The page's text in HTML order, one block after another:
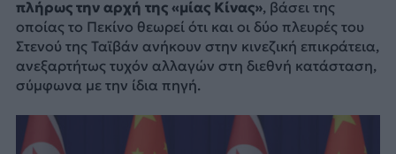
πλήρως την αρχή της «μίας Κίνας», βάσει της
οποίας το Πεκίνο θεωρεί ότι και οι δύο πλευρές του
Στενού της Ταϊβάν ανήκουν στην κινεζική επικράτεια,
ανεξαρτήτως τυχόν αλλαγών στη διεθνή κατάσταση,
σύμφωνα με την ίδια πηγή.